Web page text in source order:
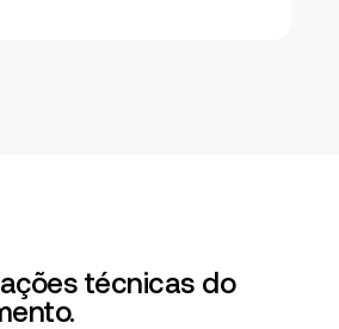
técnicas do